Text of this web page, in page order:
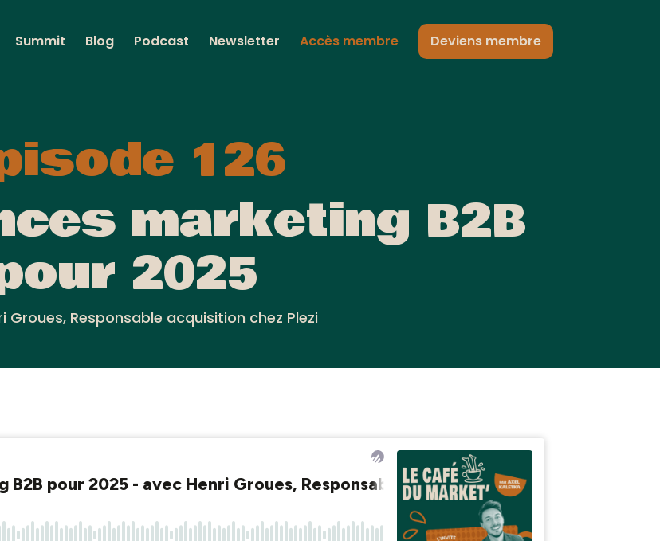
Summit Blog Podcast Newsletter Accès membre Deviens membre
126
marketing B2B
2025
Groues, Responsable acquisition chez Plezi